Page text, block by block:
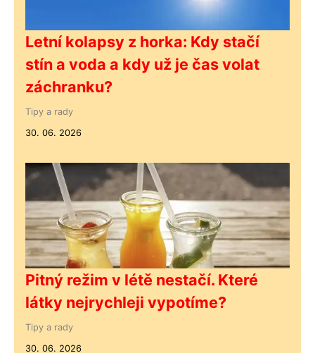
Letní kolapsy z horka: Kdy stačí
stín a voda a kdy už je čas volat
záchranku?
Tipy a rady
30. 06. 2026
Pitný režim v létě nestačí. Které
látky nejrychleji vypotíme?
Tipy a rady
30. 06. 2026